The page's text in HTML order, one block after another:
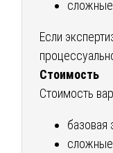
Если
Стоимость
Стоимость
базовая